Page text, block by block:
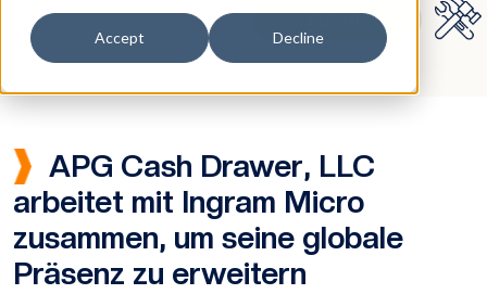
Accept Decline
APG Cash Drawer, LLC
arbeitet mit Ingram Micro
zusammen, um seine globale
Präsenz zu erweitern